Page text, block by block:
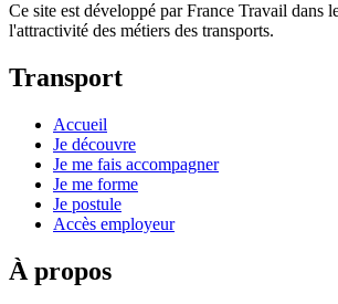
Ce site est développé par France Travail dans
l'attractivité des métiers des transports.
Transport
Accueil
Je découvre
Je me fais accompagner
Je me forme
Je postule
Accès employeur
À propos